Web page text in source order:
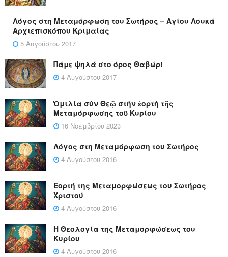
Λόγος στη Μεταμόρφωση του Σωτήρος – Αγίου Λουκά
Αρχιεπισκόπου Κριμαίας
5 Αυγούστου 2017
Πάμε ψηλά στο όρος Θαβώρ!
4 Αυγούστου 2017
Ὁμιλία σὺν Θεῷ στὴν ἑορτὴ τῆς
Μεταμόρφωσης τοῦ Κυρίου
16 Νοεμβρίου 2023
Λόγος στη Μεταμόρφωση του Σωτήρος
4 Αυγούστου 2016
Εορτή της Μεταμορφώσεως του Σωτήρος
Χριστού
4 Αυγούστου 2016
Η Θεολογία της Μεταμορφώσεως του
Κυρίου
4 Αυγούστου 2016